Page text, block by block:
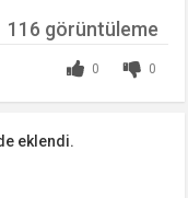
0
0
116 görüntüleme
eklendi.